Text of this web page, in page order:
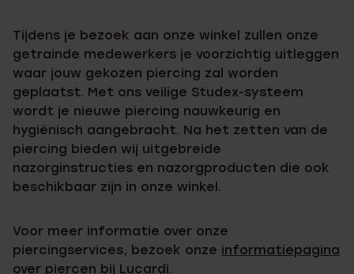
Tijdens je bezoek aan onze winkel zullen onze
getrainde medewerkers je voorzichtig uitleggen
waar jouw gekozen piercing zal worden
geplaatst. Met ons veilige Studex-systeem
wordt je nieuwe piercing nauwkeurig en
hygiënisch aangebracht. Na het zetten van de
piercing bieden wij uitgebreide
nazorginstructies en nazorgproducten die ook
beschikbaar zijn in onze winkel.
Voor meer informatie over onze
piercingservices, bezoek onze informatiepagina
over piercen bij Lucardi.